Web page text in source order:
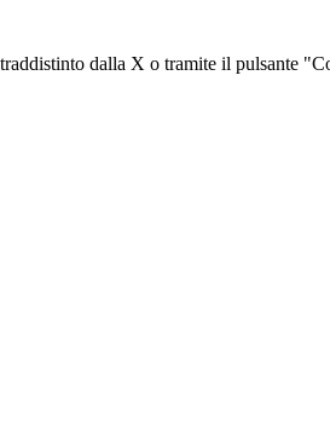
dalla X o tramite il pulsante